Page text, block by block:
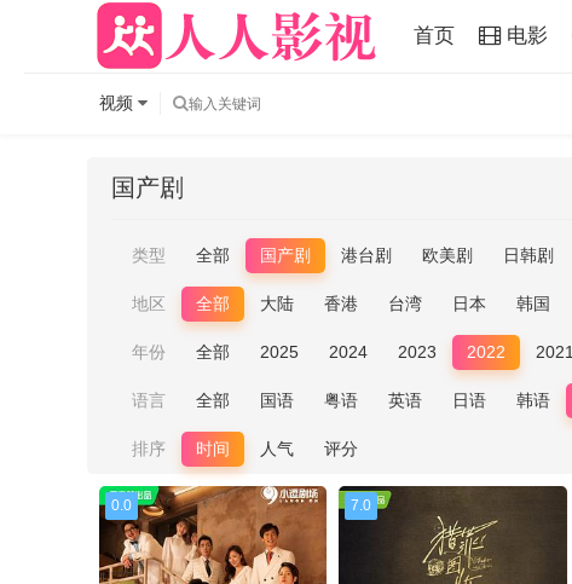
首页 电影
视频
国产剧
类型 全部 国产剧 港台剧 欧美剧 日韩剧
地区 全部 大陆 香港 台湾 日本 韩国
年份 全部 2025 2024 2023 2022 2021
语言 全部 国语 粤语 英语 日语 韩语
排序 时间 人气 评分
0.0 7.0